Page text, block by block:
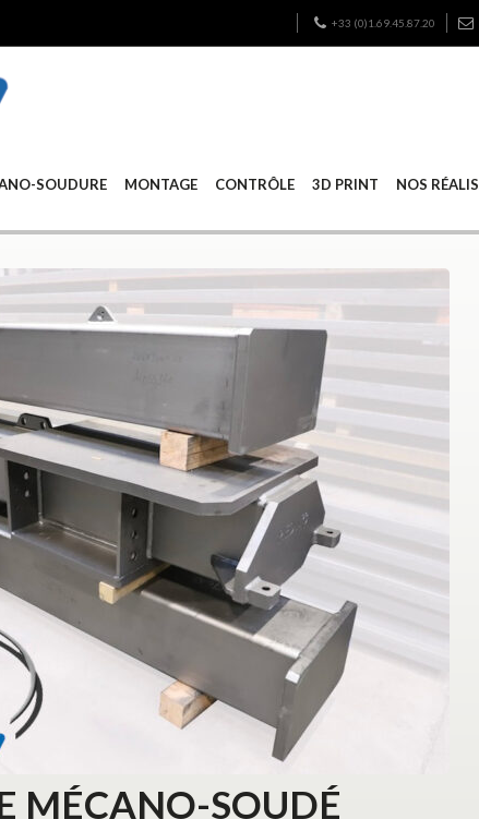
+33 (0)1.69.45.87.20
SOUDURE MONTAGE CONTRÔLE 3D PRINT NOS
MÉCANO-SOUDÉ